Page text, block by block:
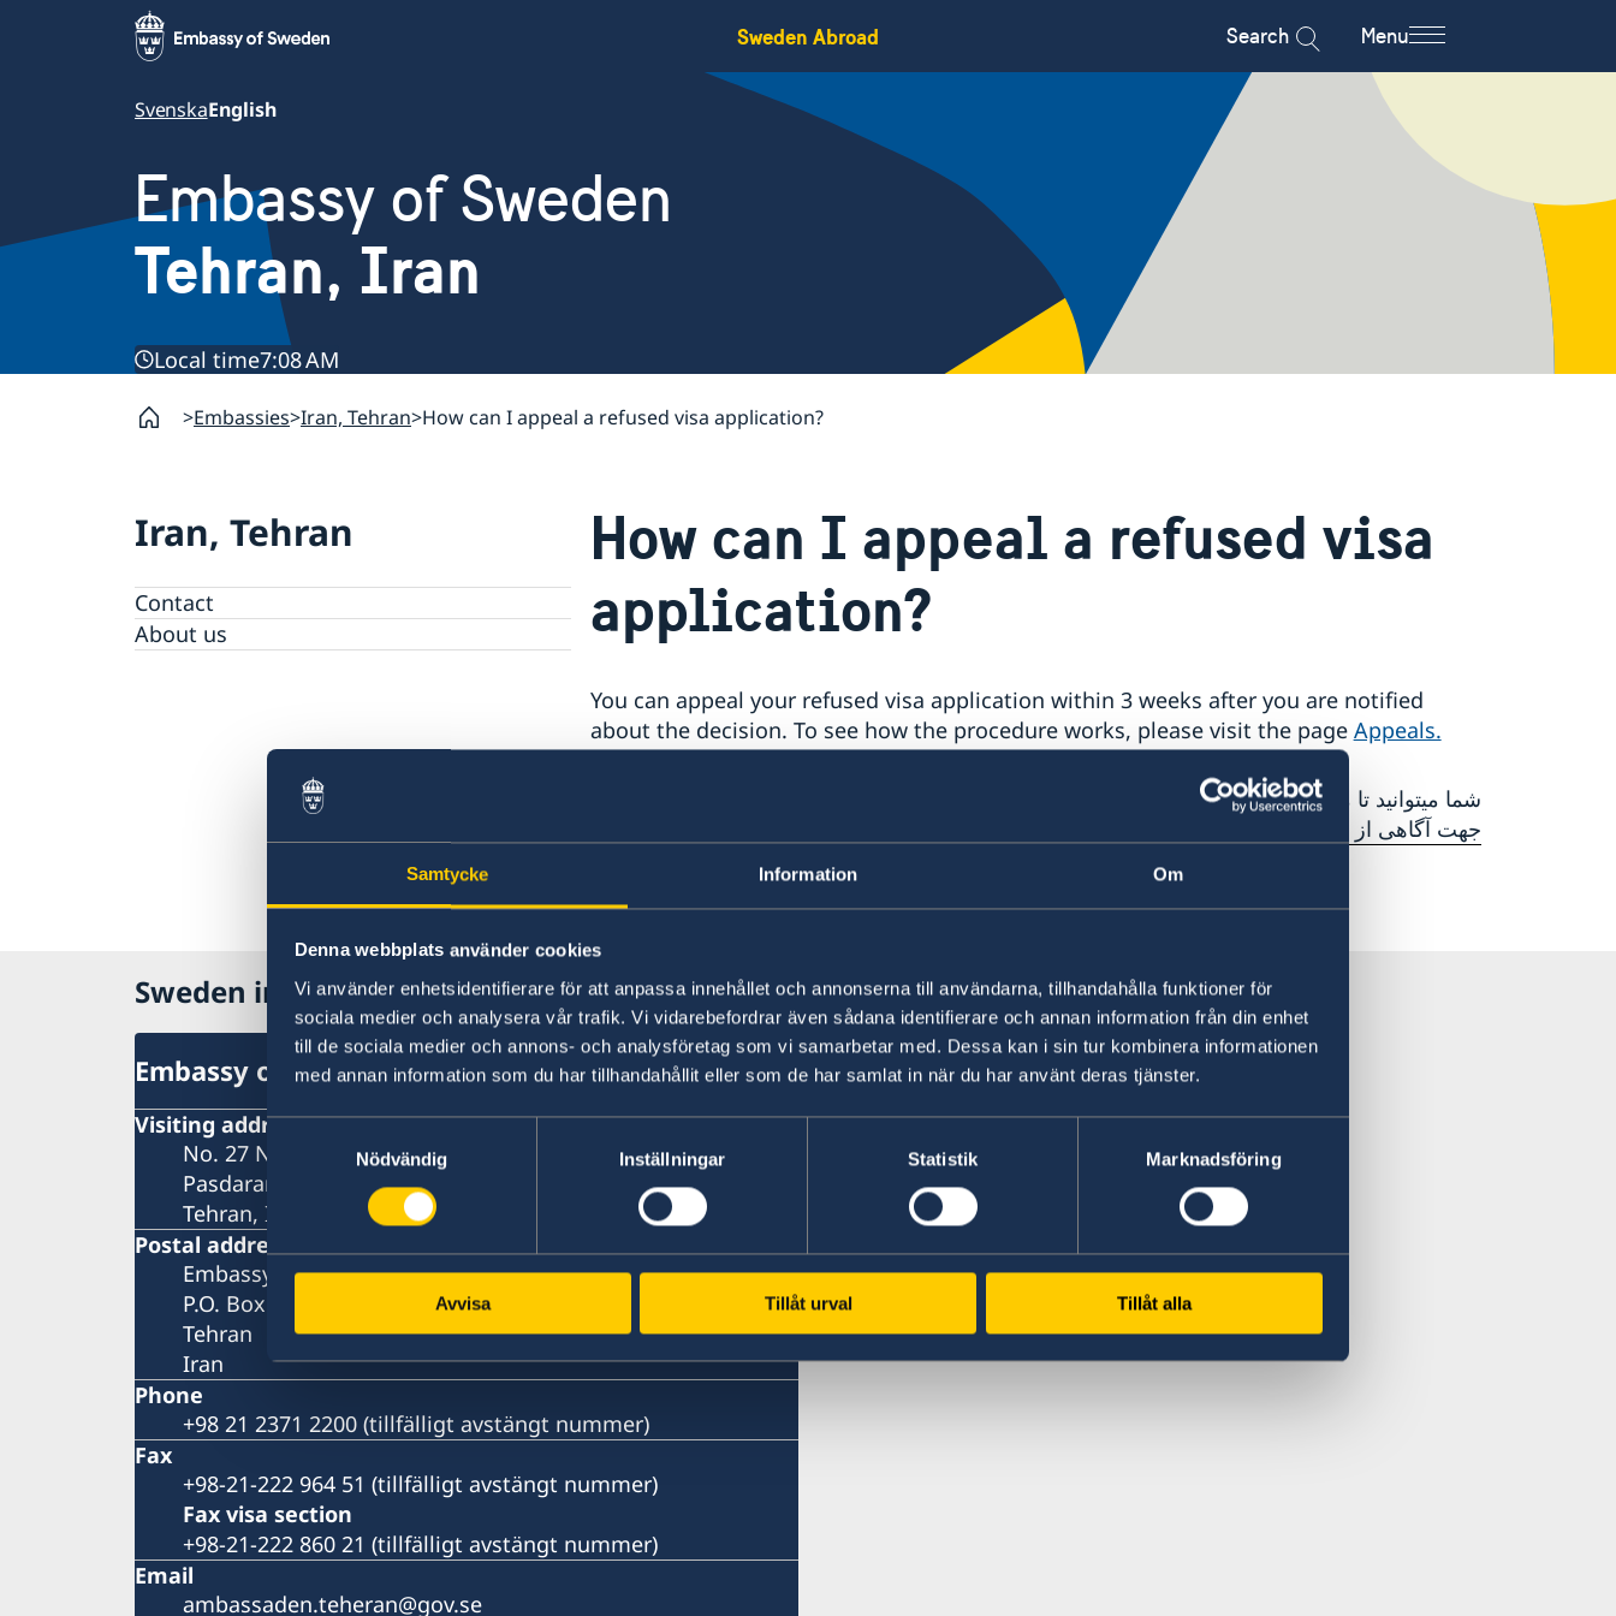
Samtycke Information Om
Denna webbplats använder cookies
Vi använder enhetsidentifierare för att anpassa innehållet och annonserna till användarna, tillhandahålla funktioner för
sociala medier och analysera vår trafik. Vi vidarebefordrar även sådana identifierare och annan information från din enhet
till de sociala medier och annons- och analysföretag som vi samarbetar med. Dessa kan i sin tur kombinera informationen
med annan information som du har tillhandahållit eller som de har samlat in när du har använt deras tjänster.
Samtyckesval
Nödvändig
Inställningar Statistik Marknadsföring
Avvisa Tillåt urval Tillåt alla
Sweden Abroad Search Menu
SvenskaEnglish
Embassy of Sweden
Tehran, Iran
Local time7:08 AM
Embassies Iran, Tehran How can I appeal a refused visa application?
Iran, Tehran
Contact
About us
How can I appeal a refused visa
application?
You can appeal your refused visa application within 3 weeks after you are notified
about the decision. To see how the procedure works, please visit the page Appeals.
شما میتوانید تا مدت ۳ هفته پس از اطلاع از رد درخواست ویزای خود، درخواست تجدید نظر بدهید.
جهت آگاهی از چگونگی درخواست تجدید نظر لطفا
Last updated 20 Jan 2019, 2.39 PM
Sweden in Iran
Embassy of Sweden in Tehran
Visiting address
No. 27 Nastaran St, Boostan St.
Pasdaran Ave.
Tehran, Iran
Postal address
Embassy of Sweden
P.O. Box 458
Tehran
Iran
Phone
+98 21 2371 2200 (tillfälligt avstängt nummer)
Fax
+98-21-222 964 51 (tillfälligt avstängt nummer)
Fax visa section
+98-21-222 860 21 (tillfälligt avstängt nummer)
Email
ambassaden.teheran@gov.se